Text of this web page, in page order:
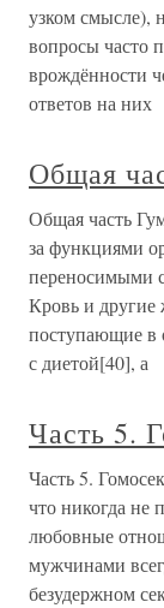
узком смысле),
вопросы часто
врождённости
ответов на них
Общая
Общая часть
за функциями
переносимыми
Кровь и другие
поступающие в
с диетой[40], а
Часть 5.
Часть 5.
что никогда не
любовные
мужчинами
безудержном